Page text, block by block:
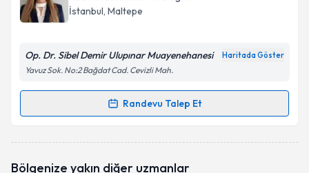
takvim hazırlandığında e-posta ile bilgilendireceğiz.
Kişisel verilerimin işlenmesine ilişkin
Metni'ni okudum ve kişisel verilerimin belirtilen
İstanbul, Maltepe
Op. Dr. Sibel Demir Ulupınar Muayenehanesi Haritada Göster
Yavuz Sok. No:2 Bağdat Cad. Cevizli Mah.
Randevu Talep Et
Randevu Takvimi Talebi
talebi oluşturun. Size bu uzmandan randevu almanız
Bölgenize yakın diğer uzmanlar